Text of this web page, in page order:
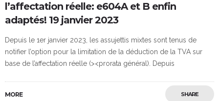
l’affectation réelle: e604A et B enfin
adaptés! 19 janvier 2023
Depuis le 1er janvier 2023, les assujettis mixtes sont tenus de
notifier l’option pour la limitation de la déduction de la TVA sur
base de l’affectation réelle (><prorata général). Depuis
MORE SHARE